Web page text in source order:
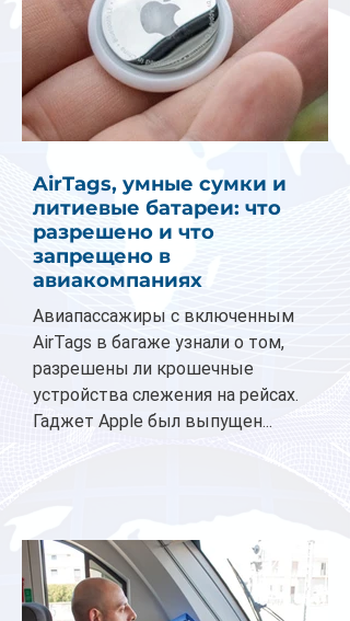
AirTags, умные сумки и
литиевые батареи: что
разрешено и что
запрещено в
авиакомпаниях
Авиапассажиры с включенным
AirTags в багаже узнали о том,
разрешены ли крошечные
устройства слежения на рейсах.
Гаджет Apple был выпущен...